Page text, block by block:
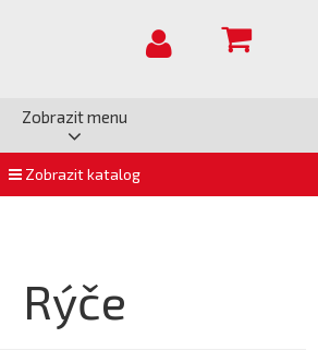
Zobrazit menu
Zobrazit katalog
Rýče